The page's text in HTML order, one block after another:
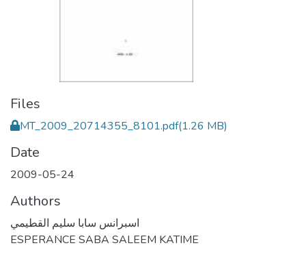
Files
MT_2009_20714355_8101.pdf(1.26 MB)
Date
2009-05-24
Authors
اسبرانس سابا سليم القطيمي
ESPERANCE SABA SALEEM KATIME